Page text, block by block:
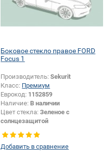
Боковое стекло правое FORD
Focus 1
Производитель:Sekurit
Класс: Премиум
Еврокод: 1152859
Наличие: В наличии
Цвет стекла:Зеленое с
солнцезащитой
Тип стекла:Боковое стекло
правое
Добавить в сравнение